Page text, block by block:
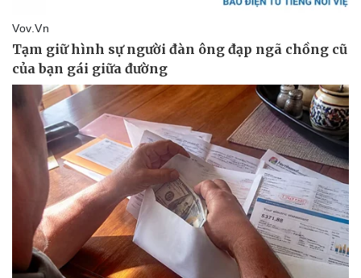
Pháp luật
Vụ án
Tin nóng
Quân sự - Quốc phòng
Vũ khí
Việt Nam